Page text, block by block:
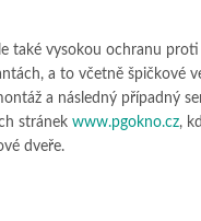
také vysokou ochranu
a to včetně špičkové
a následný případný
stránek www.pgokno.cz,
dveře.